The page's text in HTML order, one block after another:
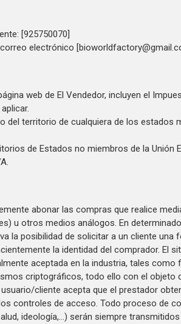
[925750070]
electrónico
web de El Vendedor, incluyen el
del territorio de cualquiera de los estados
de Estados no miembros de la Unión
abonar las compras que realice
u otros medios análogos. En
la posibilidad de solicitar a un cliente una
la identidad del comprador. El
aceptada en la industria, tales como
criptográficos, todo ello con el objeto
cliente acepta que el prestador
controles de acceso. Todo proceso de
ideología,…) serán siempre